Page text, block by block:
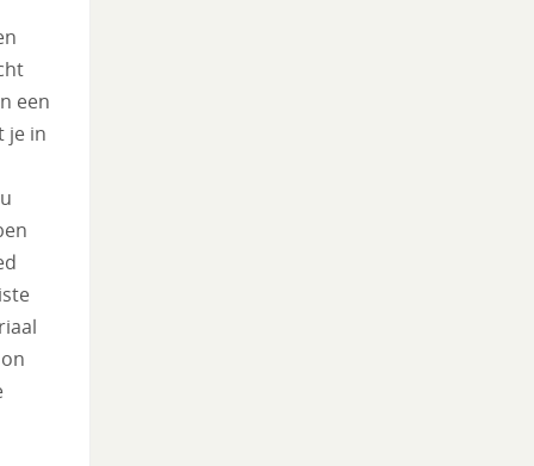
een
je in